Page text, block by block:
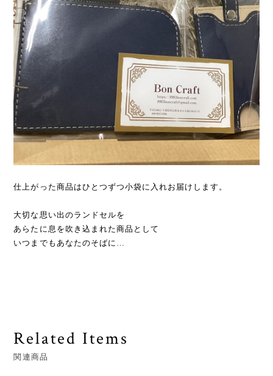
仕上がった商品はひとつずつ小袋に入れお届けします。
大切な思い出のランドセルを
あらたに息を吹き込まれた商品として
いつまでもあなたのそばに…
Related Items
関連商品